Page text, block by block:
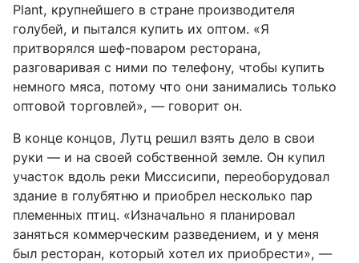
Plant, крупнейшего в стране производителя
голубей, и пытался купить их оптом. «Я
притворялся шеф-поваром ресторана,
разговаривая с ними по телефону, чтобы купить
немного мяса, потому что они занимались только
оптовой торговлей», — говорит он.
В конце концов, Лутц решил взять дело в свои
руки — и на своей собственной земле. Он купил
участок вдоль реки Миссисипи, переоборудовал
здание в голубятню и приобрел несколько пар
племенных птиц. «Изначально я планировал
заняться коммерческим разведением, и у меня
был ресторан, который хотел их приобрести», —